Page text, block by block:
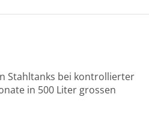
Stahltanks bei kontrollierter
in 500 Liter grossen